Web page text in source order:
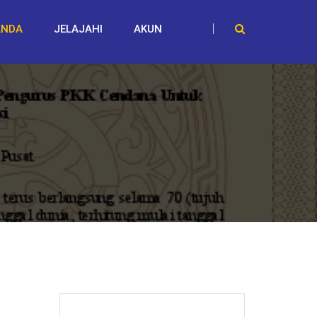
JELAJAHI AKUN